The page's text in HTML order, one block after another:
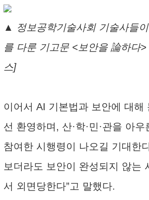
▲ 정보공학기술사회 기술사들
를 다룬 기고문 <보안을 論하다
스]
이어서 AI 기본법과 보안에 대해
선 환영하며, 산·학·민·관을 아우
참여한 시행령이 나오길 기대한
보더라도 보안이 완성되지 않는
서 외면당한다”고 말했다.